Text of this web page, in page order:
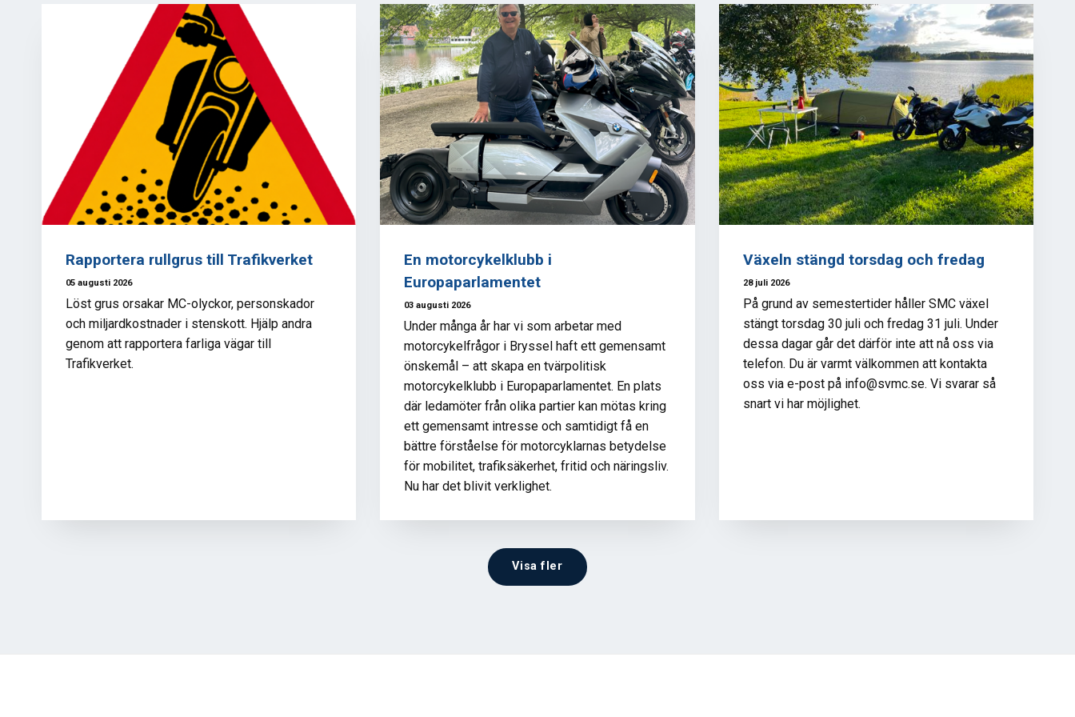
Rapportera rullgrus till Trafikverket
05 augusti 2026
Löst grus orsakar MC-olyckor, personskador
och miljardkostnader i stenskott. Hjälp andra
genom att rapportera farliga vägar till
Trafikverket.
En motorcykelklubb i
Europaparlamentet
03 augusti 2026
Under många år har vi som arbetar med
motorcykelfrågor i Bryssel haft ett gemensamt
önskemål – att skapa en tvärpolitisk
motorcykelklubb i Europaparlamentet. En plats
där ledamöter från olika partier kan mötas kring
ett gemensamt intresse och samtidigt få en
bättre förståelse för motorcyklarnas betydelse
för mobilitet, trafiksäkerhet, fritid och näringsliv.
Nu har det blivit verklighet.
Växeln stängd torsdag och fredag
28 juli 2026
På grund av semestertider håller SMC växel
stängt torsdag 30 juli och fredag 31 juli. Under
dessa dagar går det därför inte att nå oss via
telefon. Du är varmt välkommen att kontakta
oss via e-post på info@svmc.se. Vi svarar så
snart vi har möjlighet.
Visa fler